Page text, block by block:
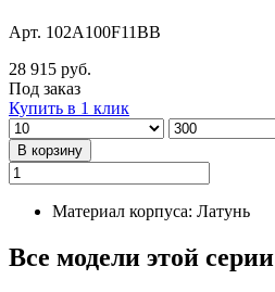
Арт. 102A100F11BB
28 915 руб.
Под заказ
Купить в 1 клик
В корзину
Материал корпуса: Латунь
Все модели этой серии